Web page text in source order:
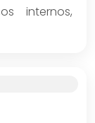
internos,